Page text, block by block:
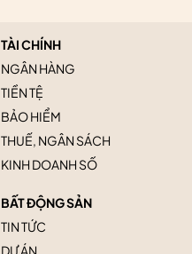
TÀI CHÍNH
NGÂN HÀNG
TIỀN TỆ
BẢO HIỂM
THUẾ, NGÂN SÁCH
KINH DOANH SỐ
BẤT ĐỘNG SẢN
TIN TỨC
DỰ ÁN